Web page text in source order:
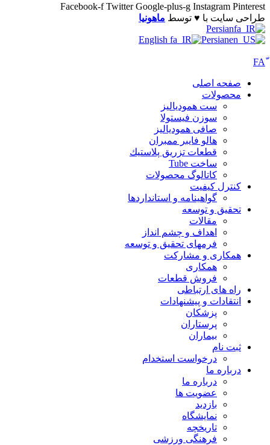
Facebook-f Twitter Google-plus-g Instagram
سایت با ♥️ توسطماهونیا
Persian
English
Persian
صفحه اصلی
محصولات
ست همودیالیز
سوزن فیستولا
صافی همودیالیز
هالو فایبر ممبران
قطعات تزريق پلاستيك
ساخت Tube
کاتالوگ محصولات
کنترل کیفیت
گواهينامه و استانداردها
تحقيق و توسعه
مقالات
اهداف و چشم انداز
فرمهای تحقیق و توسعه
همکاری و مشارکت
همکاری
فروش قطعات
راه های ارتباطی
انتقادات و پيشنهادات
پزشكان
پرستاران
بيماران
ثبت نام
درخواست استخدام
درباره ما
درباره ما
عضویت ها
بازدید
نمایشگاه
تاريخچه
فرهنگی ورزشی